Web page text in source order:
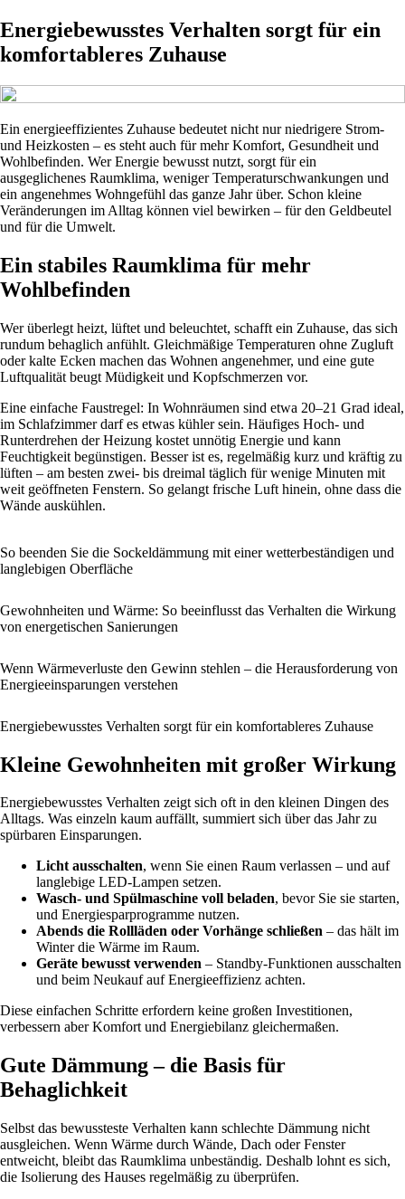
Energiebewusstes Verhalten sorgt für ein
komfortableres Zuhause
Ein energieeffizientes Zuhause bedeutet nicht nur niedrigere Strom-
und Heizkosten – es steht auch für mehr Komfort, Gesundheit und
Wohlbefinden. Wer Energie bewusst nutzt, sorgt für ein
ausgeglichenes Raumklima, weniger Temperaturschwankungen und
ein angenehmes Wohngefühl das ganze Jahr über. Schon kleine
Veränderungen im Alltag können viel bewirken – für den Geldbeutel
und für die Umwelt.
Ein stabiles Raumklima für mehr
Wohlbefinden
Wer überlegt heizt, lüftet und beleuchtet, schafft ein Zuhause, das sich
rundum behaglich anfühlt. Gleichmäßige Temperaturen ohne Zugluft
oder kalte Ecken machen das Wohnen angenehmer, und eine gute
Luftqualität beugt Müdigkeit und Kopfschmerzen vor.
Eine einfache Faustregel: In Wohnräumen sind etwa 20–21 Grad ideal,
im Schlafzimmer darf es etwas kühler sein. Häufiges Hoch- und
Runterdrehen der Heizung kostet unnötig Energie und kann
Feuchtigkeit begünstigen. Besser ist es, regelmäßig kurz und kräftig zu
lüften – am besten zwei- bis dreimal täglich für wenige Minuten mit
weit geöffneten Fenstern. So gelangt frische Luft hinein, ohne dass die
Wände auskühlen.
So beenden Sie die Sockeldämmung mit einer wetterbeständigen und
langlebigen Oberfläche
Gewohnheiten und Wärme: So beeinflusst das Verhalten die Wirkung
von energetischen Sanierungen
Wenn Wärmeverluste den Gewinn stehlen – die Herausforderung von
Energieeinsparungen verstehen
Energiebewusstes Verhalten sorgt für ein komfortableres Zuhause
Kleine Gewohnheiten mit großer Wirkung
Energiebewusstes Verhalten zeigt sich oft in den kleinen Dingen des
Alltags. Was einzeln kaum auffällt, summiert sich über das Jahr zu
spürbaren Einsparungen.
Licht ausschalten, wenn Sie einen Raum verlassen – und auf
langlebige LED-Lampen setzen.
Wasch- und Spülmaschine voll beladen, bevor Sie sie starten,
und Energiesparprogramme nutzen.
Abends die Rollläden oder Vorhänge schließen – das hält im
Winter die Wärme im Raum.
Geräte bewusst verwenden – Standby-Funktionen ausschalten
und beim Neukauf auf Energieeffizienz achten.
Diese einfachen Schritte erfordern keine großen Investitionen,
verbessern aber Komfort und Energiebilanz gleichermaßen.
Gute Dämmung – die Basis für
Behaglichkeit
Selbst das bewussteste Verhalten kann schlechte Dämmung nicht
ausgleichen. Wenn Wärme durch Wände, Dach oder Fenster
entweicht, bleibt das Raumklima unbeständig. Deshalb lohnt es sich,
die Isolierung des Hauses regelmäßig zu überprüfen.